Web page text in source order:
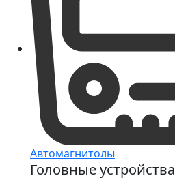
Автомагнитолы
Головные устройства